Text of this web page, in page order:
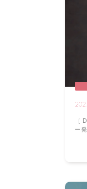
［
ー